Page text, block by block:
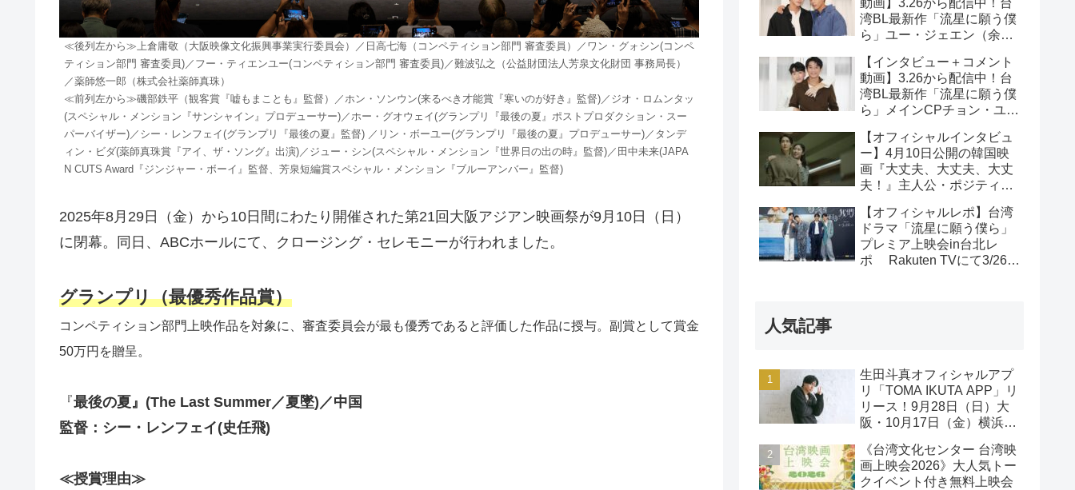
≪後列左から≫上倉庸敬（大阪映像文化振興事業実行委員会）／日高七海（コンペティション部門 審査委員）／ワン・グォシン(コンペ
ティション部門 審査委員)／フー・ティエンユー(コンペティション部門 審査委員)／難波弘之（公益財団法人芳泉文化財団 事務局長）
／薬師悠一郎（株式会社薬師真珠）
≪前列左から≫磯部鉄平（観客賞『嘘もまことも』監督）／ホン・ソンウン(来るべき才能賞『寒いのが好き』監督)／ジオ・ロムンタッ
(スペシャル・メンション『サンシャイン』プロデューサー)／ホー・グオウェイ(グランプリ『最後の夏』ポストプロダクション・スー
パーバイザー)／シー・レンフェイ(グランプリ『最後の夏』監督) ／リン・ボーユー(グランプリ『最後の夏』プロデューサー)／タンデ
ィン・ビダ(薬師真珠賞『アイ、ザ・ソング』出演)／ジュー・シン(スペシャル・メンション『世界日の出の時』監督)／田中未来(JAPA
N CUTS Award『ジンジャー・ボーイ』監督、芳泉短編賞スペシャル・メンション『ブルーアンバー』監督)
2025年8月29日（金）から10日間にわたり開催された第21回大阪アジアン映画祭が9月10日（日）
に閉幕。同日、ABCホールにて、クロージング・セレモニーが行われました。
グランプリ（最優秀作品賞）
コンペティション部門上映作品を対象に、審査委員会が最も優秀であると評価した作品に授与。副賞として賞金
50万円を贈呈。
『最後の夏』(The Last Summer／夏墜)／中国
監督：シー・レンフェイ(史任飛)
≪授賞理由≫
動画】3.26から配信中！台
湾BL最新作「流星に願う僕
ら」ユー・ジェエン（余杰
うた）インタビュー！サイ
ン入りチェキ読プレも
【インタビュー＋コメント
動画】3.26から配信中！台
湾BL最新作「流星に願う僕
ら」メインCPチョン・ユエ
ー・モンシュエン（初孟
軒） インタビュー！サイン
入りチェキ読プレも
【オフィシャルインタビュ
ー】4月10日公開の韓国映
画『大丈夫、大丈夫、大丈
夫！』主人公・ポジティブ
映画の見どころを紹介！
【オフィシャルレポ】台湾
ドラマ「流星に願う僕ら」
プレミア上映会in台北レ
ポ Rakuten TVにて3/26～
人気記事
生田斗真オフィシャルアプ
リ「TOMA IKUTA APP」リ
リース！9月28日（日）大
阪・10月17日（金）横浜に
ング開催！
《台湾文化センター 台湾映
画上映会2026》大人気トー
クイベント付き無料上映会